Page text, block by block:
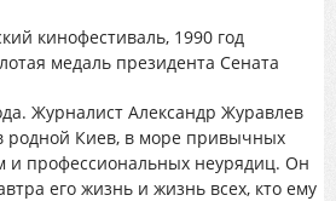
кинофестиваль, 1990 год
медаль президента Сената
Журналист Александр Журавлев
родной Киев, в море привычных
и профессиональных неурядиц. Он
его жизнь и жизнь всех, кто ему